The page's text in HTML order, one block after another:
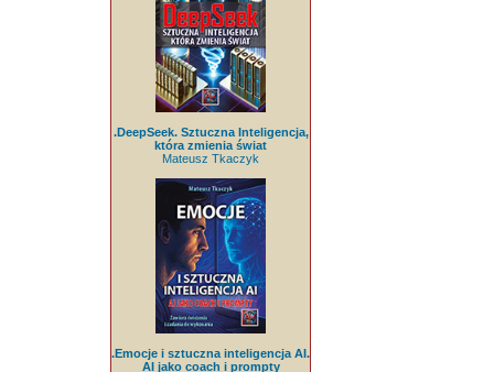
.DeepSeek. Sztuczna Inteligencja,
która zmienia świat
Mateusz Tkaczyk
.Emocje i sztuczna inteligencja AI.
AI jako coach i prompty